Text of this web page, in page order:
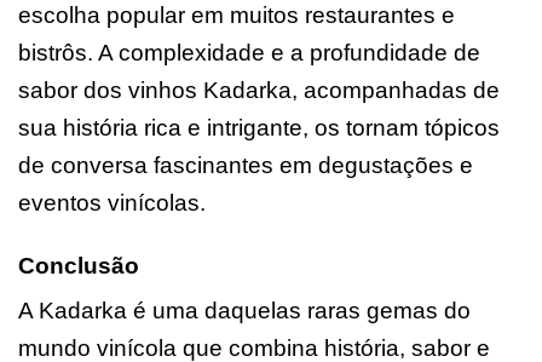
escolha popular em muitos restaurantes e
bistrôs. A complexidade e a profundidade de
sabor dos vinhos Kadarka, acompanhadas de
sua história rica e intrigante, os tornam tópicos
de conversa fascinantes em degustações e
eventos vinícolas.
Conclusão
A Kadarka é uma daquelas raras gemas do
mundo vinícola que combina história, sabor e